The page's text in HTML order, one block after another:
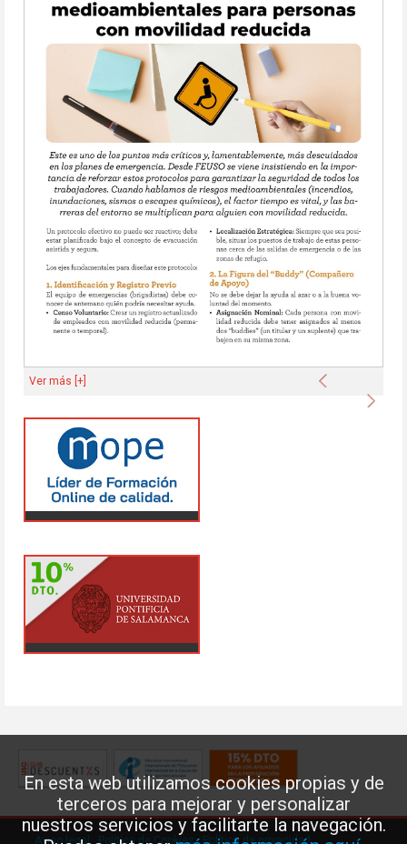
En esta web utilizamos cookies propias y de
terceros para mejorar y personalizar
nuestros servicios y facilitarte la navegación.
Anterior
Ver más [+]
Aviso legal Política de Cookies· Política de privacidad